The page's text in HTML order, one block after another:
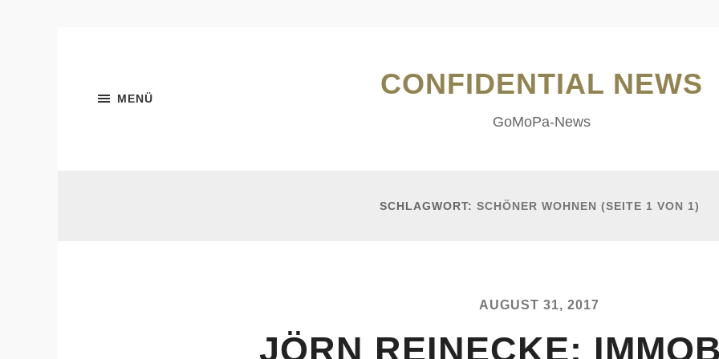
MENÜ CONFIDENTIAL NEWS
GoMoPa-News
SCHLAGWORT: SCHÖNER WOHNEN (SEITE 1 VON 1)
AUGUST 31, 2017
JÖRN REINECKE: